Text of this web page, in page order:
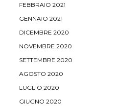
FEBBRAIO 2021
GENNAIO 2021
DICEMBRE 2020
NOVEMBRE 2020
SETTEMBRE 2020
AGOSTO 2020
LUGLIO 2020
GIUGNO 2020